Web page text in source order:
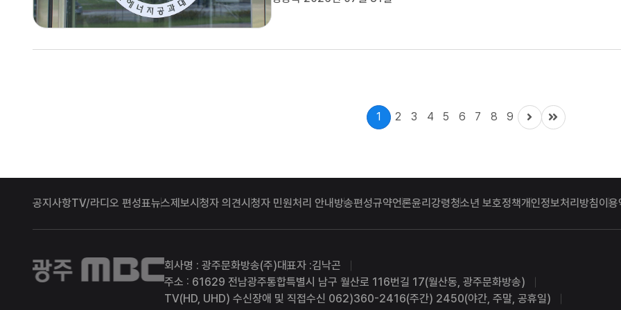
되면서총장추천위원회는 재공모를 추진할 예정입니다. 한국에너지공대
1 2 3 4 5 6 7 8 9
공지사항TV/라디오 편성표뉴스제보시청자 의견시청자 민원처리 안내 방송편성규약언론윤리강령청소년 보호정책개인정보처리방침이용
광주MBC 회사명 : 광주문화방송(주)대표자 :김낙곤
주소 : 61629 전남광주통합특별시 남구 월산로 116번길 17(월산동, 광주문화방송)
TV(HD, UHD) 수신장애 및 직접수신 062)360-2416(주간) 2450(야간, 주말, 공휴일)